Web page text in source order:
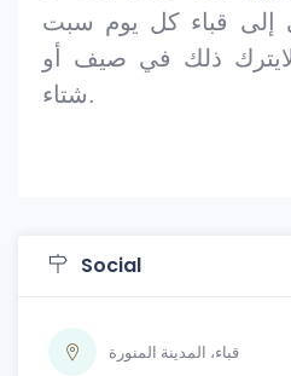
إلى قباء كل يوم سبت
لايترك ذلك في صيف أو
شتاء.
Social
قباء، المدينة المنورة